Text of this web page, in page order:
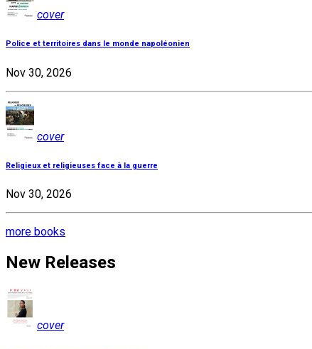
cover
Police et territoires dans le monde napoléonien
Nov 30, 2026
cover
Religieux et religieuses face à la guerre
Nov 30, 2026
more books
New Releases
cover